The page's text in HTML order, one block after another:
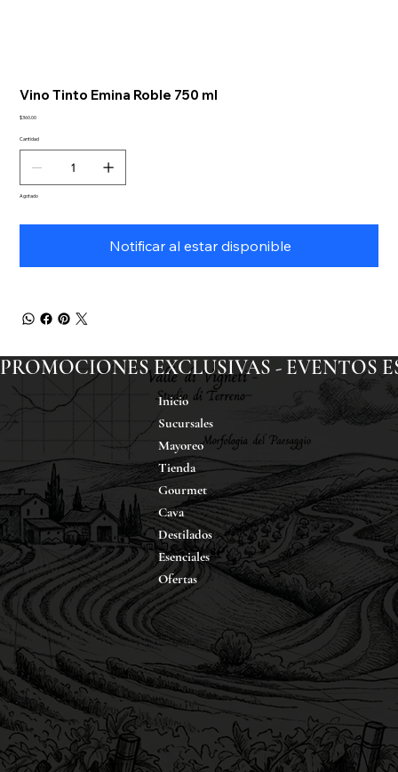
Vino Tinto Emina Roble 750 ml
Precio
$360.00
Cantidad
Agotado
Notificar al estar disponible
PROMOCIONES EXCLUSIVAS - EVENTOS
Inicio
Sucursales
Mayoreo
Tienda
Gourmet
Cava
Destilados
Esenciales
Ofertas